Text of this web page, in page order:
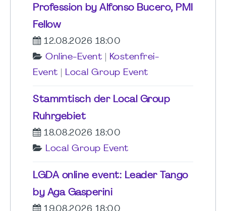
Profession by Alfonso Bucero, PMI
Fellow
12.08.2026 18:00
Online-Event
Kostenfrei-
Event
Local Group Event
Stammtisch der Local Group
Ruhrgebiet
18.08.2026 18:00
Local Group Event
LGDA online event: Leader Tango
by Aga Gasperini
19.08.2026 18:00